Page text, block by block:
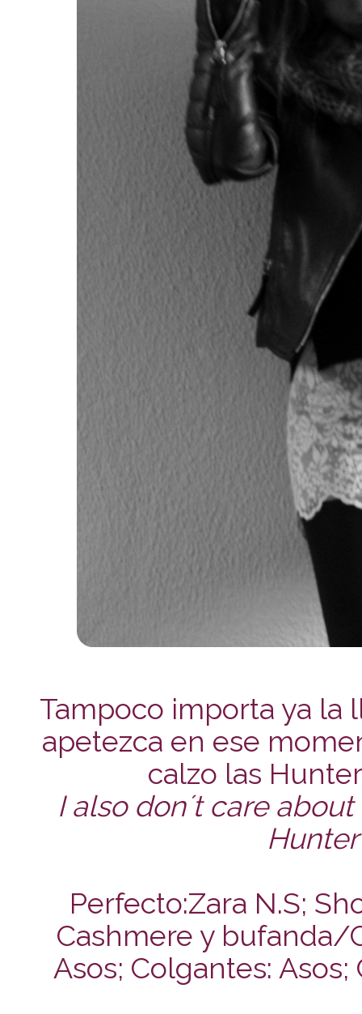
Tampoco importa ya la
apetezca en ese
calzo las
I also don´t care
Perfecto:Zara N.S;
Cashmere y bufanda/
Asos; Colgantes: